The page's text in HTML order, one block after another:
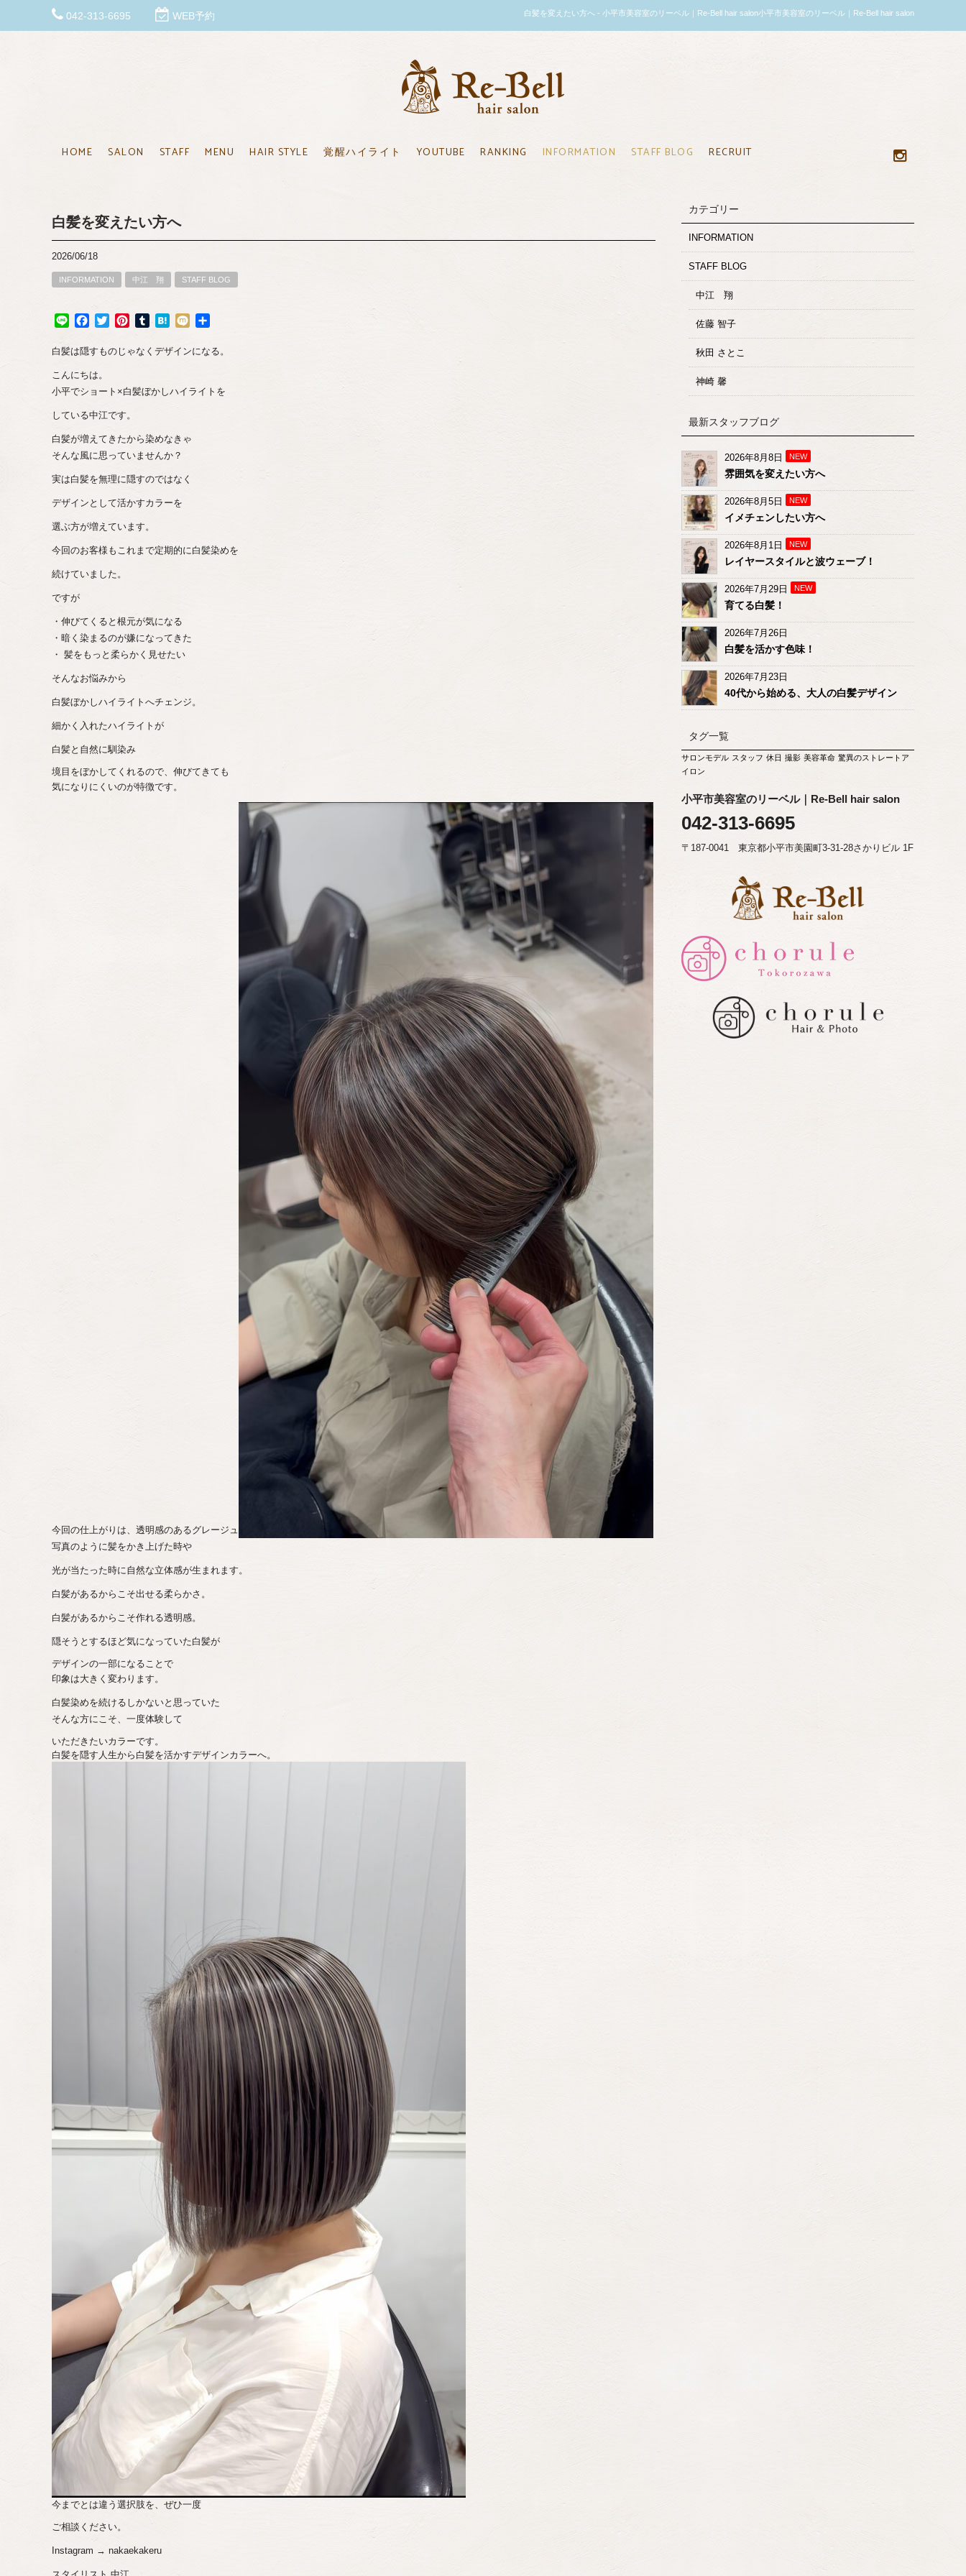
042-313-6695 WEB予約 白髪を変えたい方へ - 小平市美容室のリーベル｜Re-Bell hair salon小平市美容室のリーベル｜Re-Bell hair salon
HOME SALON STAFF MENU HAIR STYLE 覚醒ハイライト YOUTUBE RANKING INFORMATION STAFF BLOG RECRUIT
白髪を変えたい方へ
2026/06/18
INFORMATION 中江 翔 STAFF BLOG
Line Facebook
TwitterPinterestTumblrHatena
Mixi
白髪は隠すものじゃなくデザインになる。
こんにちは。
小平でショート×白髪ぼかしハイライトを
している中江です。
白髪が増えてきたから染めなきゃ
そんな風に思っていませんか？
実は白髪を無理に隠すのではなく
デザインとして活かすカラーを
選ぶ方が増えています。
今回のお客様もこれまで定期的に白髪染めを
続けていました。
ですが
・伸びてくると根元が気になる
・暗く染まるのが嫌になってきた
・ 髪をもっと柔らかく見せたい
そんなお悩みから
白髪ぼかしハイライトへチェンジ。
細かく入れたハイライトが
白髪と自然に馴染み
境目をぼかしてくれるので、伸びてきても
気になりにくいのが特徴です。
今回の仕上がりは、透明感のあるグレージュ
写真のように髪をかき上げた時や
光が当たった時に自然な立体感が生まれます。
白髪があるからこそ出せる柔らかさ。
白髪があるからこそ作れる透明感。
隠そうとするほど気になっていた白髪が
デザインの一部になることで
印象は大きく変わります。
白髪染めを続けるしかないと思っていた
そんな方にこそ、一度体験して
いただきたいカラーです。
白髪を隠す人生から白髪を活かすデザインカラーへ。
今までとは違う選択肢を、ぜひ一度
ご相談ください。
Instagram → nakaekakeru
カテゴリー
INFORMATION
STAFF BLOG
中江 翔
佐藤 智子
秋田 さとこ
神崎 馨
最新スタッフブログ
2026年8月8日 NEW
雰囲気を変えたい方へ
2026年8月5日 NEW
イメチェンしたい方へ
2026年8月1日 NEW
レイヤースタイルと波ウェーブ！
2026年7月29日 NEW
育てる白髪！
2026年7月26日
白髪を活かす色味！
2026年7月23日
40代から始める、大人の白髪デザイン
タグ一覧
サロンモデル スタッフ 休日 撮影 美容革命 驚異のストレートア
イロン
小平市美容室のリーベル｜Re-Bell hair salon
042-313-6695
〒187-0041 東京都小平市美園町3-31-28さかりビル 1F